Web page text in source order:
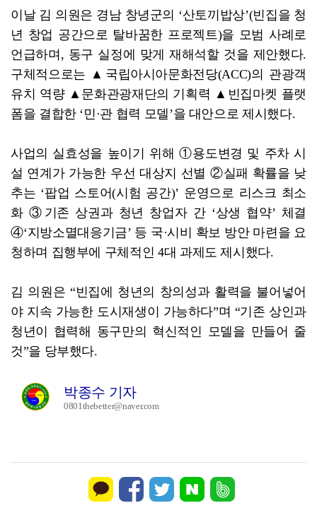
이날 김 의원은 경남 창녕군의 ‘산토끼밥상’(빈집을 청
년 창업 공간으로 탈바꿈한 프로젝트)을 모범 사례로
언급하며, 동구 실정에 맞게 재해석할 것을 제안했다.
구체적으로는 ▲국립아시아문화전당(ACC)의 관광객
유치 역량 ▲문화관광재단의 기획력 ▲빈집마켓 플랫
폼을 결합한 ‘민·관 협력 모델’을 대안으로 제시했다.
사업의 실효성을 높이기 위해 ①용도변경 및 주차 시
설 연계가 가능한 우선 대상지 선별 ②실패 확률을 낮
추는 ‘팝업 스토어(시험 공간)’ 운영으로 리스크 최소
화 ③기존 상권과 청년 창업자 간 ‘상생 협약’ 체결
④‘지방소멸대응기금’ 등 국·시비 확보 방안 마련을 요
청하며 집행부에 구체적인 4대 과제도 제시했다.
김 의원은 “빈집에 청년의 창의성과 활력을 불어넣어
야 지속 가능한 도시재생이 가능하다”며 “기존 상인과
청년이 협력해 동구만의 혁신적인 모델을 만들어 줄
것”을 당부했다.
박종수 기자
0801thebetter@naver.com